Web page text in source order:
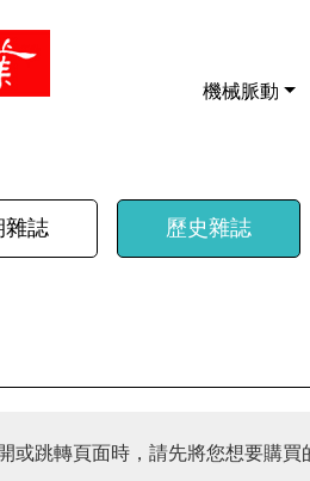
機械脈動
雜誌 歷史雜誌
或跳轉頁面時，請先將您想要購